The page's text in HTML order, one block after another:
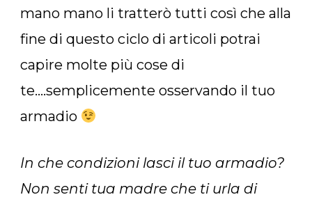
mano mano li tratterò tutti così che alla
fine di questo ciclo di articoli potrai
capire molte più cose di
te….semplicemente osservando il tuo
armadio
In che condizioni lasci il tuo armadio?
Non senti tua madre che ti urla di